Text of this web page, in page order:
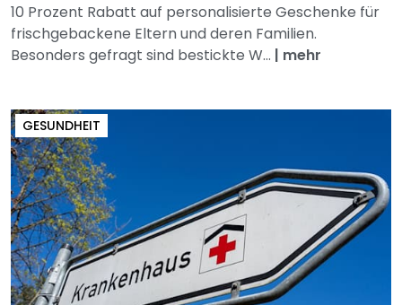
10 Prozent Rabatt auf personalisierte Geschenke für
frischgebackene Eltern und deren Familien.
Besonders gefragt sind bestickte W... | mehr
GESUNDHEIT